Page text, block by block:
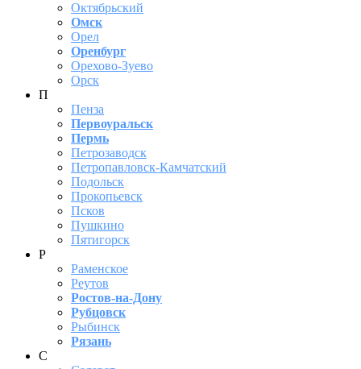
Октябрьский
Омск
Орел
Оренбург
Орехово-Зуево
Орск
П
Пенза
Первоуральск
Пермь
Петрозаводск
Петропавловск-Камчатский
Подольск
Прокопьевск
Псков
Пушкино
Пятигорск
Р
Раменское
Реутов
Ростов-на-Дону
Рубцовск
Рыбинск
Рязань
С